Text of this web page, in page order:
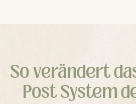
So verändert
Post System